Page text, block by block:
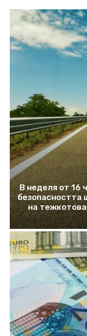
В неделя от 16
безопасността
на